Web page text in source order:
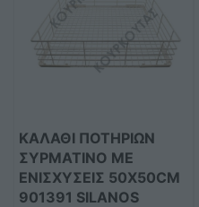
ΚΑΛΑΘΙ ΠΟΤΗΡΙΩΝ
ΣΥΡΜΑΤΙΝΟ ΜΕ
ΕΝΙΣΧΥΣΕΙΣ 50X50CM
901391 SILANOS